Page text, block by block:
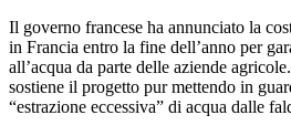
Il governo francese ha annunciato la
in Francia entro la fine dell’anno per
all’acqua da parte delle aziende
sostiene il progetto pur mettendo in
“estrazione eccessiva” di acqua dalle